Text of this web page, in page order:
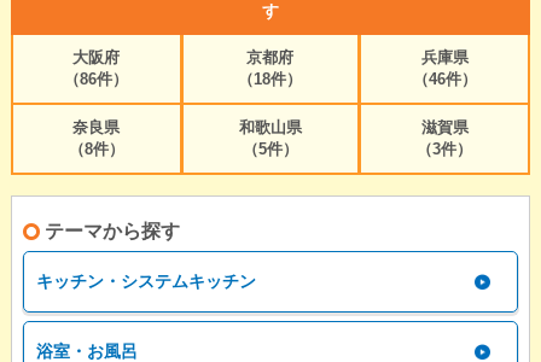
す
大阪府
（86件）
京都府
（18件）
兵庫県
（46件）
奈良県
（8件）
和歌山県
（5件）
滋賀県
（3件）
テーマから探す
キッチン・システムキッチン
浴室・お風呂